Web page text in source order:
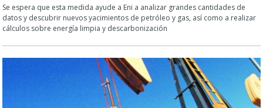
Se espera que esta medida ayude a Eni a analizar grandes cantidades de
datos y descubrir nuevos yacimientos de petróleo y gas, así como a realizar
cálculos sobre energía limpia y descarbonización